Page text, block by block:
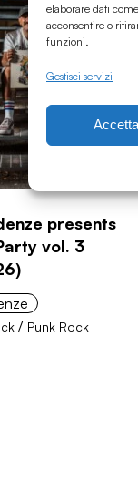
elaborare dati
acconsentire o
funzioni.
Gestisci servizi
Accetta
presents
vol. 3
/ Punk Rock